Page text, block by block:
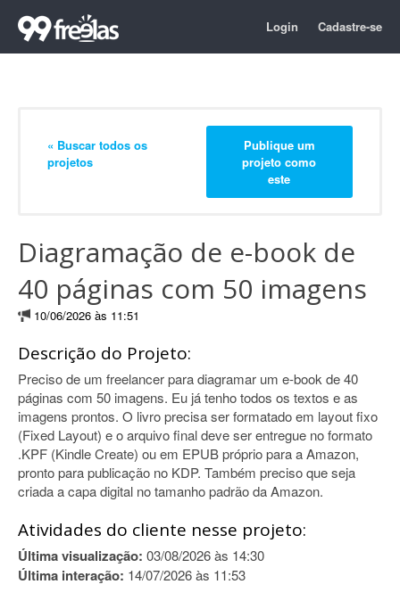
Login Cadastre-se
« Buscar todos os
projetos
Publique um
projeto como
este
Diagramação de e-book de
40 páginas com 50 imagens
10/06/2026 às 11:51
Descrição do Projeto:
Preciso de um freelancer para diagramar um e-book de 40
páginas com 50 imagens. Eu já tenho todos os textos e as
imagens prontos. O livro precisa ser formatado em layout fixo
(Fixed Layout) e o arquivo final deve ser entregue no formato
.KPF (Kindle Create) ou em EPUB próprio para a Amazon,
pronto para publicação no KDP. Também preciso que seja
criada a capa digital no tamanho padrão da Amazon.
Atividades do cliente nesse projeto:
Última visualização: 03/08/2026 às 14:30
Última interação: 14/07/2026 às 11:53